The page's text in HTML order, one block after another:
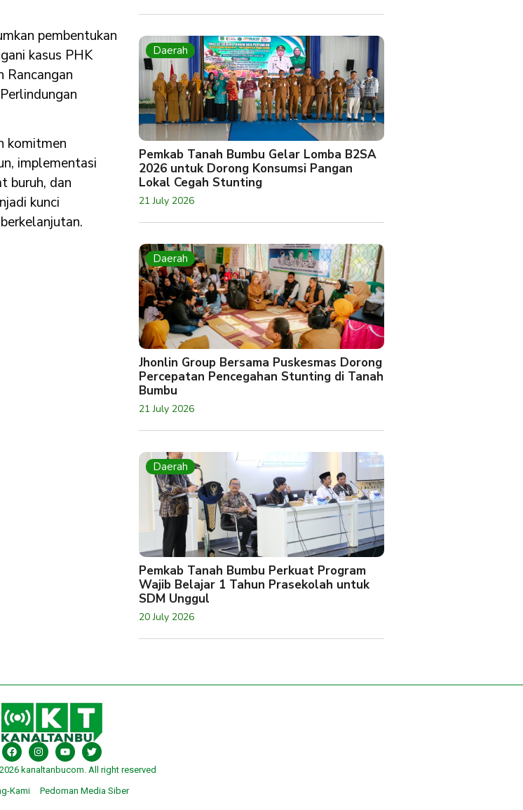
pembentukan
kasus PHK
Rancangan
komitmen
implementasi
buruh, dan
kunci
Daerah
Pemkab Tanah Bumbu Gelar Lomba B2SA
2026 untuk Dorong Konsumsi Pangan
Lokal Cegah Stunting
21 July 2026
Daerah
Jhonlin Group Bersama Puskesmas Dorong
Percepatan Pencegahan Stunting di Tanah
Bumbu
21 July 2026
Daerah
Pemkab Tanah Bumbu Perkuat Program
Wajib Belajar 1 Tahun Prasekolah untuk
SDM Unggul
20 July 2026
kanaltanbucom. All right reserved
Kami
Pedoman Media Siber